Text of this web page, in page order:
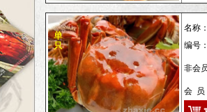
名称
编号
非会
会 员